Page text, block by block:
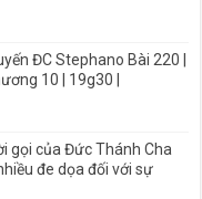
ĐC Stephano Bài 220 |
10 | 19g30 |
gọi của Đức Thánh Cha
đe dọa đối với sự